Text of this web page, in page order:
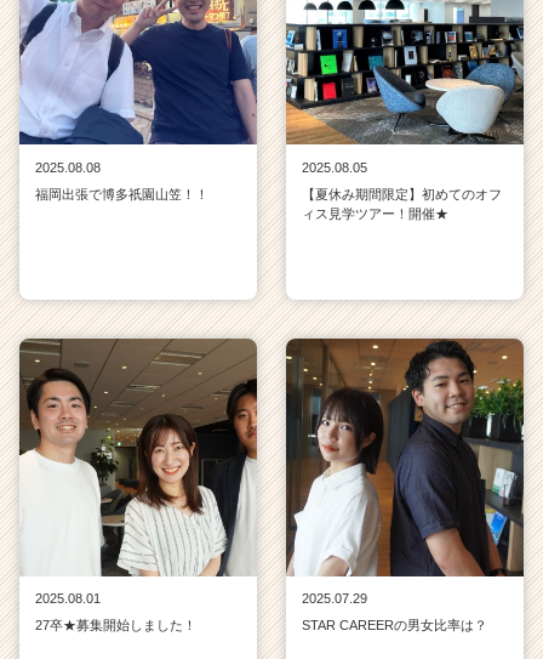
2025.08.08
福岡出張で博多祇園山笠！！
2025.08.05
【夏休み期間限定】初めてのオフ
ィス見学ツアー！開催★
2025.08.01
27卒★募集開始しました！
2025.07.29
STAR CAREERの男女比率は？